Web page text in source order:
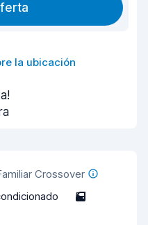
la ubicación
Crossover
5